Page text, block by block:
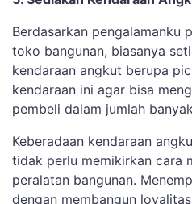
Berdasarkan pengalamanku
toko bangunan, biasanya
kendaraan angkut berupa
kendaraan ini agar bisa
pembeli dalam jumlah
Keberadaan kendaraan
tidak perlu memikirkan cara
peralatan bangunan.
dengan membangun